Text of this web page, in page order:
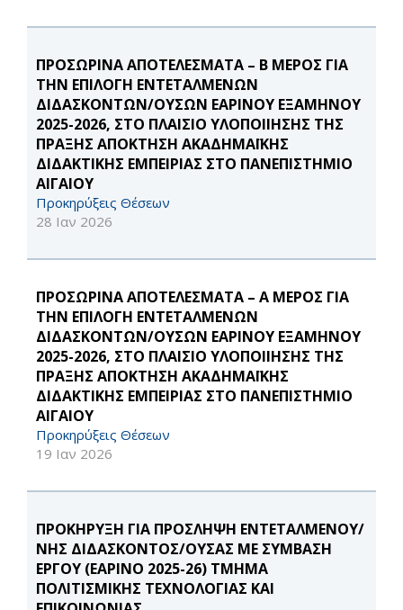
ΠΡΟΣΩΡΙΝΑ ΑΠΟΤΕΛΕΣΜΑΤΑ – B ΜΕΡΟΣ ΓΙΑ
ΤΗΝ ΕΠΙΛΟΓΗ ΕΝΤΕΤΑΛΜΕΝΩΝ
ΔΙΔΑΣΚΟΝΤΩΝ/ΟΥΣΩΝ ΕΑΡΙΝΟΥ ΕΞΑΜΗΝΟΥ
2025-2026, ΣΤΟ ΠΛΑΙΣΙΟ ΥΛΟΠΟΙΙΗΣΗΣ ΤΗΣ
ΠΡΑΞΗΣ ΑΠΟΚΤΗΣΗ ΑΚΑΔΗΜΑΪΚΗΣ
ΔΙΔΑΚΤΙΚΗΣ ΕΜΠΕΙΡΙΑΣ ΣΤΟ ΠΑΝΕΠΙΣΤΗΜΙΟ
ΑΙΓΑΙΟΥ
Προκηρύξεις Θέσεων
28 Ιαν 2026
ΠΡΟΣΩΡΙΝΑ ΑΠΟΤΕΛΕΣΜΑΤΑ – Α ΜΕΡΟΣ ΓΙΑ
ΤΗΝ ΕΠΙΛΟΓΗ ΕΝΤΕΤΑΛΜΕΝΩΝ
ΔΙΔΑΣΚΟΝΤΩΝ/ΟΥΣΩΝ ΕΑΡΙΝΟΥ ΕΞΑΜΗΝΟΥ
2025-2026, ΣΤΟ ΠΛΑΙΣΙΟ ΥΛΟΠΟΙΙΗΣΗΣ ΤΗΣ
ΠΡΑΞΗΣ ΑΠΟΚΤΗΣΗ ΑΚΑΔΗΜΑΪΚΗΣ
ΔΙΔΑΚΤΙΚΗΣ ΕΜΠΕΙΡΙΑΣ ΣΤΟ ΠΑΝΕΠΙΣΤΗΜΙΟ
ΑΙΓΑΙΟΥ
Προκηρύξεις Θέσεων
19 Ιαν 2026
ΠΡΟΚΗΡΥΞΗ ΓΙΑ ΠΡΟΣΛΗΨΗ ΕΝΤΕΤΑΛΜΕΝΟΥ/
ΝΗΣ ΔΙΔΑΣΚΟΝΤΟΣ/ΟΥΣΑΣ ΜΕ ΣΥΜΒΑΣΗ
ΕΡΓΟΥ (ΕΑΡΙΝΟ 2025-26) ΤΜΗΜΑ
ΠΟΛΙΤΙΣΜΙΚΗΣ ΤΕΧΝΟΛΟΓΙΑΣ ΚΑΙ